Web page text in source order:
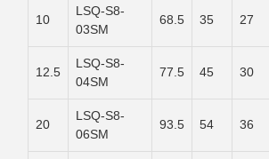
10
LSQ-S8-
03SM
68.5 35 27
12.5
LSQ-S8-
04SM
77.5 45 30
20
LSQ-S8-
06SM
93.5 54 36